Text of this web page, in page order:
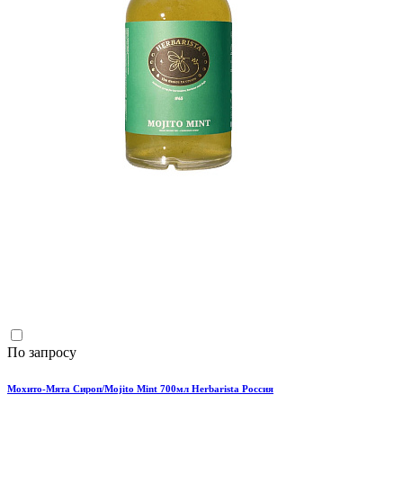
По запросу
Мохито-Мята Сироп/Mojito Mint 700мл Herbarista Россия